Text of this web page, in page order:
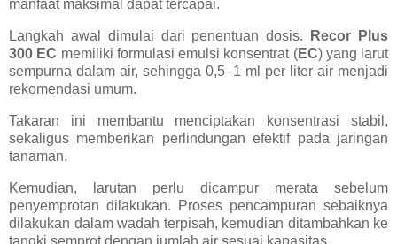
manfaat maksimal dapat tercapai.
Langkah awal dimulai dari penentuan dosis.
Recor Plus
300 EC memiliki formulasi emulsi konsentrat (EC) yang larut
sempurna dalam air, sehingga 0,5–1 ml per liter air menjadi
rekomendasi umum.
Takaran ini membantu menciptakan konsentrasi stabil,
sekaligus memberikan perlindungan efektif pada jaringan
tanaman.
Kemudian, larutan perlu dicampur merata sebelum
penyemprotan dilakukan. Proses pencampuran sebaiknya
dilakukan dalam wadah terpisah, kemudian ditambahkan ke
tangki semprot dengan jumlah air sesuai kapasitas.